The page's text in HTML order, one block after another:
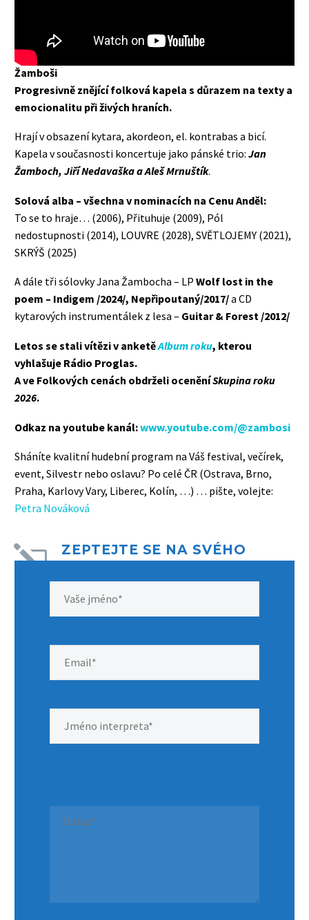
Žamboši
Progresivně znějící folková kapela s důrazem na texty a
emocionalitu při živých hraních.
Hrají v obsazení kytara, akordeon, el. kontrabas a bicí.
Kapela v současnosti koncertuje jako pánské trio: Jan
Žamboch, Jiří Nedavaška a Aleš Mrnuštík.
Solová alba – všechna v nominacích na Cenu Anděl:
To se to hraje… (2006), Přituhuje (2009), Pól
nedostupnosti (2014), LOUVRE (2028), SVĚTLOJEMY (2021),
SKRÝŠ (2025)
A dále tři sólovky Jana Žambocha – LP Wolf lost in the
poem – Indigem /2024/, Nepřipoutaný/2017/a CD
kytarových instrumentálek z lesa – Guitar & Forest /2012/
Letos se stali vítězi v anketěAlbum roku, kterou
vyhlašuje Rádio Proglas.
A ve Folkových cenách obdrželi oceněníSkupina roku
2026.
Odkaz na youtube kanál:www.youtube.com/@zambosi
Sháníte kvalitní hudební program na Váš festival, večírek,
event, Silvestr nebo oslavu? Po celé ČR (Ostrava, Brno,
Praha, Karlovy Vary, Liberec, Kolín, …) … pište, volejte:
Petra Nováková
l
l
ZEPTEJTE SE NA SVÉHO